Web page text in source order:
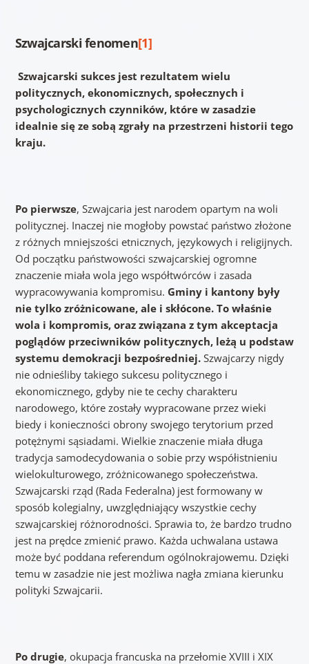
Szwajcarski fenomen[1]
Szwajcarski sukces jest rezultatem wielu
politycznych, ekonomicznych, społecznych i
psychologicznych czynników, które w zasadzie
idealnie się ze sobą zgrały na przestrzeni historii tego
kraju.
Po pierwsze, Szwajcaria jest narodem opartym na woli
politycznej. Inaczej nie mogłoby powstać państwo złożone
z różnych mniejszości etnicznych, językowych i religijnych.
Od początku państwowości szwajcarskiej ogromne
znaczenie miała wola jego współtwórców i zasada
wypracowywania kompromisu. Gminy i kantony były
nie tylko zróżnicowane, ale i skłócone. To właśnie
wola i kompromis, oraz związana z tym akceptacja
poglądów przeciwników politycznych, leżą u podstaw
systemu demokracji bezpośredniej. Szwajcarzy nigdy
nie odnieśliby takiego sukcesu politycznego i
ekonomicznego, gdyby nie te cechy charakteru
narodowego, które zostały wypracowane przez wieki
biedy i konieczności obrony swojego terytorium przed
potężnymi sąsiadami. Wielkie znaczenie miała długa
tradycja samodecydowania o sobie przy współistnieniu
wielokulturowego, zróżnicowanego społeczeństwa.
Szwajcarski rząd (Rada Federalna) jest formowany w
sposób kolegialny, uwzględniający wszystkie cechy
szwajcarskiej różnorodności. Sprawia to, że bardzo trudno
jest na prędce zmienić prawo. Każda uchwalana ustawa
może być poddana referendum ogólnokrajowemu. Dzięki
temu w zasadzie nie jest możliwa nagła zmiana kierunku
polityki Szwajcarii.
Po drugie, okupacja francuska na przełomie XVIII i XIX